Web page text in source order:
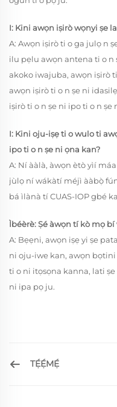
I: Kini awọn iṣirò wọnyi ṣe
A: Awọn iṣirò ti o ga julọ n
ilu pẹlu awọn antena ti o n
akoko iwajuba, awọn iṣirò
awọn iṣirò ti o n ṣe ni
iṣirò ti o n ṣe ni ipo ti o n ṣe
I: Kini oju-iṣẹ ti o wulo ti
ipo ti o n ṣe ni ọna kan?
A: Ní ààlà, àwọn ètò yìí
jùlọ ní wákàtí méjì ààbọ̀
bá ìlànà tí CUAS-IOP gbé
Ìbéèrè: Ṣé àwọn tí kò mọ
A: Bẹẹni, awọn iṣẹ yi ṣe
ni oju-iwe kan, awọn
ti o ni itọsọna kanna, lati
ni ipa pọ ju.
TẸ́Ẹ́MẸ́